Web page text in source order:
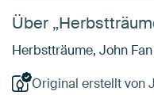
Über
Herbstträume, John
Original erstellt von